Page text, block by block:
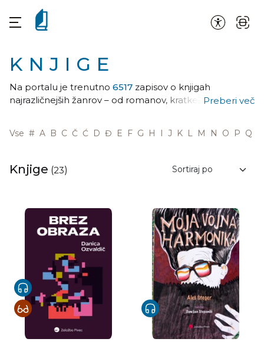
KNJIGE
Na portalu je trenutno 6517 zapisov o knjigah
najrazličnejših žanrov – od romanov, kratke proze in
poljudnoznanstvenih del … Ne glede na to, ali ste
ljubitelji klasike, sodobnih literarnih del ali najnovejših
gotovo našli pravo knjigo zase.
Preberi več
Vse # A B C Č Ć D Đ E F G H I J K L M N O P Q
Knjige (23)